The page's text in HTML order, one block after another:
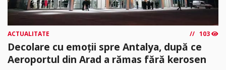
ACTUALITATE 103
Decolare cu emoții spre Antalya, după ce
Aeroportul din Arad a rămas fără kerosen